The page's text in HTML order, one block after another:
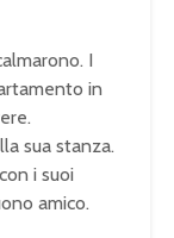
I
in
sua stanza.
i suoi
amico.